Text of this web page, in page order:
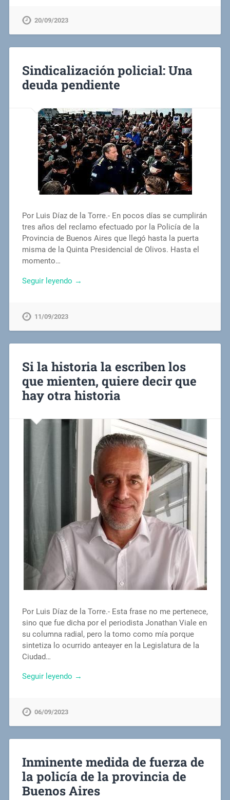
20/09/2023
Sindicalización policial: Una
deuda pendiente
Por Luis Díaz de la Torre.- En pocos días se cumplirán
tres años del reclamo efectuado por la Policía de la
Provincia de Buenos Aires que llegó hasta la puerta
misma de la Quinta Presidencial de Olivos. Hasta el
momento…
Seguir leyendo →
11/09/2023
Si la historia la escriben los
que mienten, quiere decir que
hay otra historia
Por Luis Díaz de la Torre.- Esta frase no me pertenece,
sino que fue dicha por el periodista Jonathan Viale en
su columna radial, pero la tomo como mía porque
sintetiza lo ocurrido anteayer en la Legislatura de la
Ciudad…
Seguir leyendo →
06/09/2023
Inminente medida de fuerza de
la policía de la provincia de
Buenos Aires